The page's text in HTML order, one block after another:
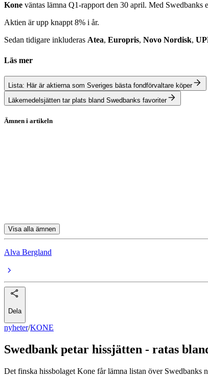
Kone väntas lämna Q1-rapport den 30 april. Med
Aktien är upp knappt 8% i år.
Sedan tidigare inkluderas Atea, Europris, Novo Nordisk,
Läs mer
Lista: Här är aktierna som Sveriges bästa fondförvaltare köper
Läkemedelsjätten tar plats bland Swedbanks favoriter
Ämnen i artikeln
Visa alla ämnen
Alva Bergland
Dela
nyheter/KONE
Swedbank petar hissjätten - ratas
Det finska hissbolaget Kone får lämna listan över